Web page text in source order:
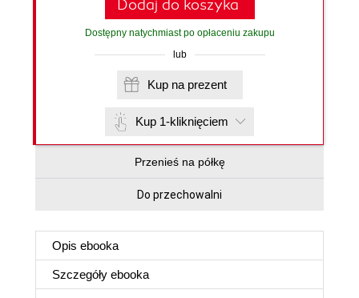
Dodaj do koszyka
Dostępny natychmiast po opłaceniu zakupu
lub
Kup na prezent
Kup 1-kliknięciem
Przenieś na półkę
Do przechowalni
Opis ebooka
Szczegóły ebooka